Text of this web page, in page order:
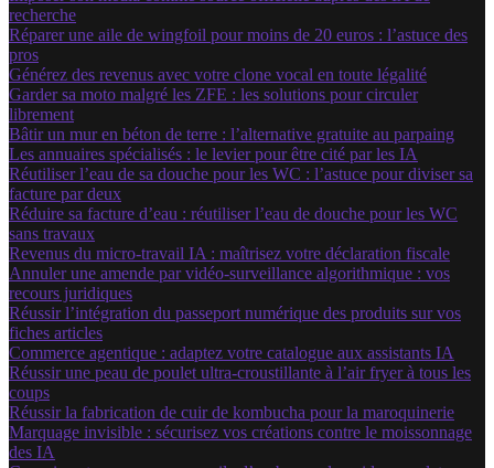
recherche
Réparer une aile de wingfoil pour moins de 20 euros : l’astuce des
pros
Générez des revenus avec votre clone vocal en toute légalité
Garder sa moto malgré les ZFE : les solutions pour circuler
librement
Bâtir un mur en béton de terre : l’alternative gratuite au parpaing
Les annuaires spécialisés : le levier pour être cité par les IA
Réutiliser l’eau de sa douche pour les WC : l’astuce pour diviser sa
facture par deux
Réduire sa facture d’eau : réutiliser l’eau de douche pour les WC
sans travaux
Revenus du micro-travail IA : maîtrisez votre déclaration fiscale
Annuler une amende par vidéo-surveillance algorithmique : vos
recours juridiques
Réussir l’intégration du passeport numérique des produits sur vos
fiches articles
Commerce agentique : adaptez votre catalogue aux assistants IA
Réussir une peau de poulet ultra-croustillante à l’air fryer à tous les
coups
Réussir la fabrication de cuir de kombucha pour la maroquinerie
Marquage invisible : sécurisez vos créations contre le moissonnage
des IA